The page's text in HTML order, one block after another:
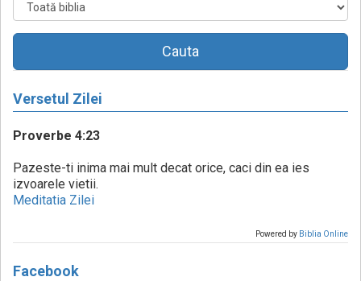
Cauta
Versetul Zilei
Proverbe 4:23
Pazeste-ti inima mai mult decat orice, caci din ea ies
izvoarele vietii.
Meditatia Zilei
Powered by Biblia Online
Facebook